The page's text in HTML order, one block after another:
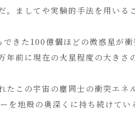
ましてや実験的手法を用いる
きた100億個ほどの微惑星が
前に現在の火星程度の大きさ
この宇宙の塵同士の衝突エネ
を地殻の奥深くに持ち続けて